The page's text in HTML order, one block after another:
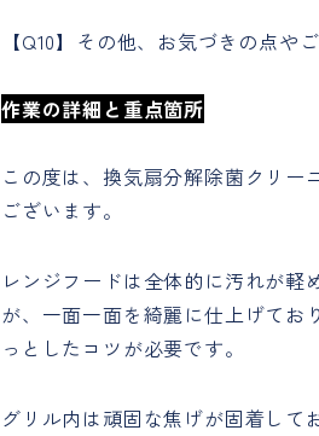
【Q10】その他、お気づきの点や
作業の詳細と重点箇所
この度は、換気扇分解除菌クリー
ございます。
レンジフードは全体的に汚れが
が、一面一面を綺麗に仕上げてお
っとしたコツが必要です。
グリル内は頑固な焦げが固着して